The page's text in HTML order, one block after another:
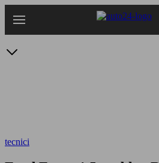
tecnici